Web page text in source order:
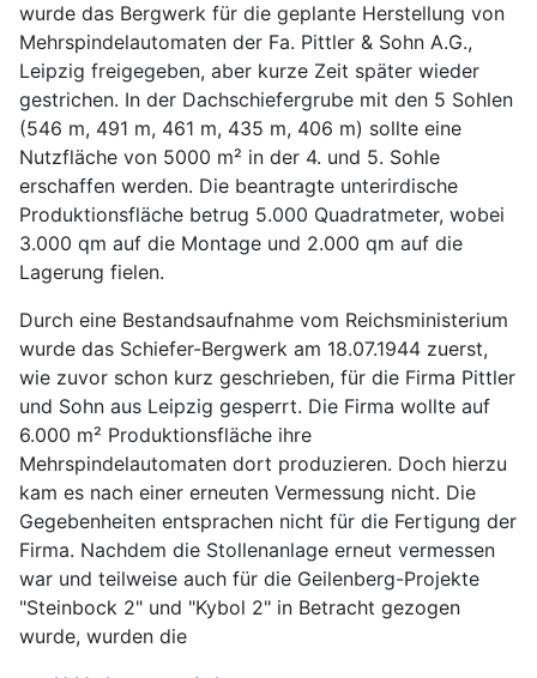
wurde das Bergwerk für die geplante Herstellung von
Mehrspindelautomaten der Fa. Pittler & Sohn A.G.,
Leipzig freigegeben, aber kurze Zeit später wieder
gestrichen. In der Dachschiefergrube mit den 5 Sohlen
(546 m, 491 m, 461 m, 435 m, 406 m) sollte eine
Nutzfläche von 5000 m² in der 4. und 5. Sohle
erschaffen werden. Die beantragte unterirdische
Produktionsfläche betrug 5.000 Quadratmeter, wobei
3.000 qm auf die Montage und 2.000 qm auf die
Lagerung fielen.
Durch eine Bestandsaufnahme vom Reichsministerium
wurde das Schiefer-Bergwerk am 18.07.1944 zuerst,
wie zuvor schon kurz geschrieben, für die Firma Pittler
und Sohn aus Leipzig gesperrt. Die Firma wollte auf
6.000 m² Produktionsfläche ihre
Mehrspindelautomaten dort produzieren. Doch hierzu
kam es nach einer erneuten Vermessung nicht. Die
Gegebenheiten entsprachen nicht für die Fertigung der
Firma. Nachdem die Stollenanlage erneut vermessen
war und teilweise auch für die Geilenberg-Projekte
"Steinbock 2" und "Kybol 2" in Betracht gezogen
wurde, wurden die